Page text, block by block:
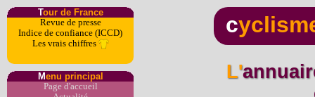
Tour de France
Revue de presse
Indice de confiance (ICCD)
Les vrais chiffres
Menu principal
Page d'accueil
c
L'annuaire du dopage par